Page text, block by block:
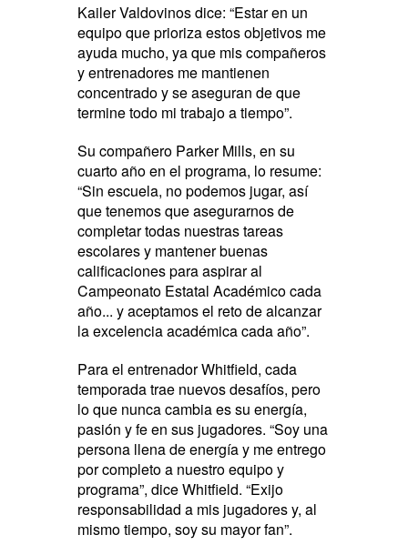
Kailer Valdovinos dice: “Estar en un
equipo que prioriza estos objetivos me
ayuda mucho, ya que mis compañeros
y entrenadores me mantienen
concentrado y se aseguran de que
termine todo mi trabajo a tiempo”.
Su compañero Parker Mills, en su
cuarto año en el programa, lo resume:
“Sin escuela, no podemos jugar, así
que tenemos que asegurarnos de
completar todas nuestras tareas
escolares y mantener buenas
calificaciones para aspirar al
Campeonato Estatal Académico cada
año... y aceptamos el reto de alcanzar
la excelencia académica cada año”.
Para el entrenador Whitfield, cada
temporada trae nuevos desafíos, pero
lo que nunca cambia es su energía,
pasión y fe en sus jugadores. “Soy una
persona llena de energía y me entrego
por completo a nuestro equipo y
programa”, dice Whitfield. “Exijo
responsabilidad a mis jugadores y, al
mismo tiempo, soy su mayor fan”.